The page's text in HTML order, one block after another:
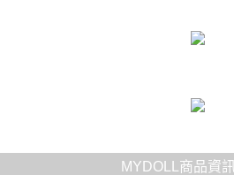
MYDOLL商品資訊